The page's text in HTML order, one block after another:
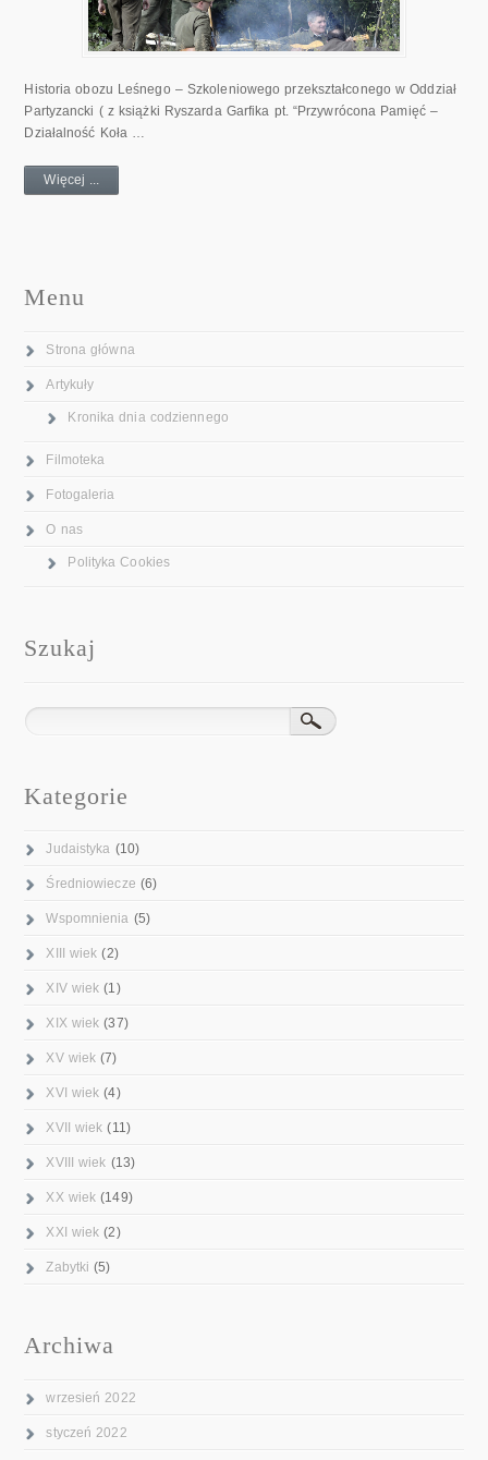
Historia obozu Leśnego – Szkoleniowego przekształconego w Oddział
Partyzancki ( z książki Ryszarda Garfika pt. “Przywrócona Pamięć –
Działalność Koła …
Więcej ...
Menu
Strona główna
Artykuły
Kronika dnia codziennego
Filmoteka
Fotogaleria
O nas
Polityka Cookies
Szukaj
Kategorie
Judaistyka (10)
Średniowiecze (6)
Wspomnienia (5)
XIII wiek (2)
XIV wiek (1)
XIX wiek (37)
XV wiek (7)
XVI wiek (4)
XVII wiek (11)
XVIII wiek (13)
XX wiek (149)
XXI wiek (2)
Zabytki (5)
Archiwa
wrzesień 2022
styczeń 2022